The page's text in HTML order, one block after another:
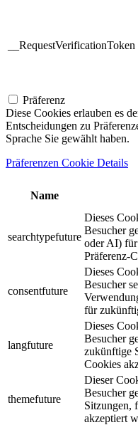
__RequestVerificationToken
Präferenz
Diese Cookies erlauben es
Entscheidungen zu
Sprache Sie gewählt haben.
Präferenzen Cookie Details
Name
searchtypefuture
Dieses
Besucher
oder AI)
Präferenz-
consentfuture
Dieses
Besucher
für
langfuture
Dieses
Besucher
zukünftige
Cookies
themefuture
Dieser
Besucher
Sitzungen,
akzeptiert